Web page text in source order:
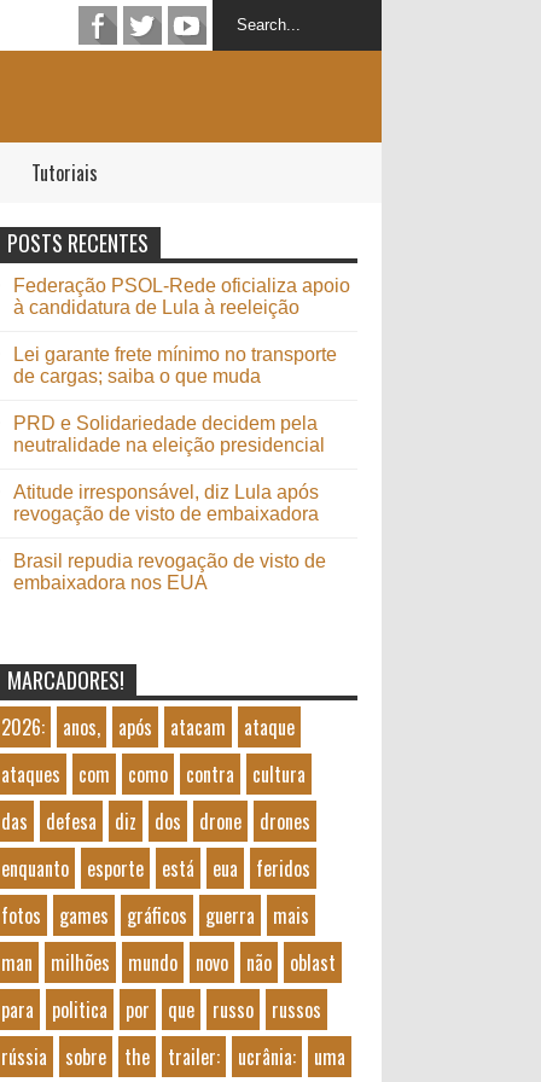
Tutoriais
POSTS RECENTES
Federação PSOL-Rede oficializa apoio
à candidatura de Lula à reeleição
Lei garante frete mínimo no transporte
de cargas; saiba o que muda
PRD e Solidariedade decidem pela
neutralidade na eleição presidencial
Atitude irresponsável, diz Lula após
revogação de visto de embaixadora
Brasil repudia revogação de visto de
embaixadora nos EUA
MARCADORES!
2026: anos, após atacam
ataque
ataques
com como contra
cultura
das
defesa diz dos drone
drones
enquanto
esporte está eua
feridos
fotos
games gráficos guerra
mais
man
milhões mundo novo não
oblast
para
politica por que russo
russos
rússia
sobre the trailer: ucrânia:
uma